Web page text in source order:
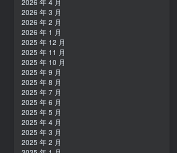
2026 年 3 月
2026 年 2 月
2026 年 1 月
2025 年 12 月
2025 年 11 月
2025 年 10 月
2025 年 9 月
2025 年 8 月
2025 年 7 月
2025 年 6 月
2025 年 5 月
2025 年 4 月
2025 年 3 月
2025 年 2 月